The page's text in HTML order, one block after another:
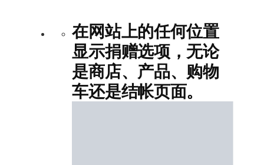
在网站上的任何位置
显示捐赠选项，无论
是商店、产品、购物
车还是结帐页面。